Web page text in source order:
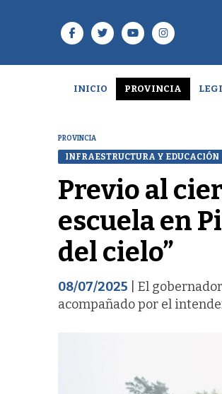
INICIO PROVINCIA
PROVINCIA
INFRAESTRUCTURA Y EDUCACIÓN
Previo al
escuela en
del cielo”
08/07/2025 | El
acompañado por el